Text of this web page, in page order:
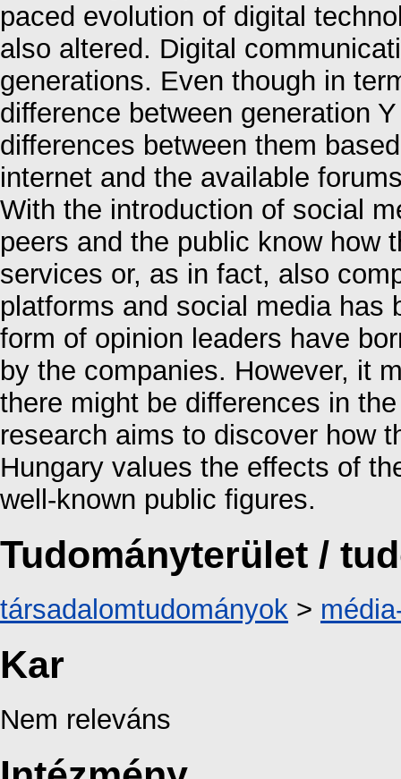
paced evolution of digital
also altered. Digital
generations. Even though in
difference between generation
differences between them
internet and the available
With the introduction of social
peers and the public know how
services or, as in fact, also
platforms and social media has
form of opinion leaders have
by the companies. However, it
there might be differences in
research aims to discover how
Hungary values the effects of
well-known public figures.
Tudományterület /
társadalomtudományok >
Kar
Nem releváns